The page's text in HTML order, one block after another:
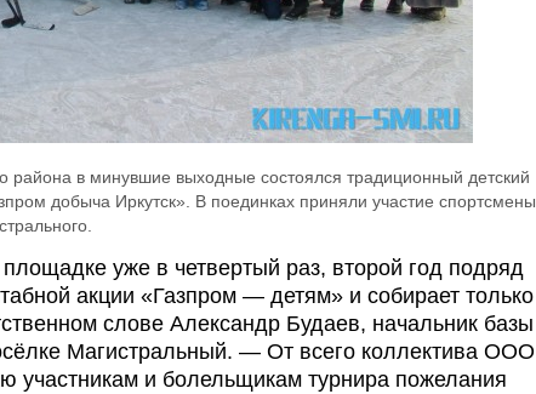
района в минувшие выходные состоялся традиционный детский
добыча Иркутск». В поединках приняли участие спортсмены
уже в четвертый раз, второй год подряд
акции «Газпром — детям» и собирает только
слове Александр Будаев, начальник базы
Магистральный. — От всего коллектива ООО
участникам и болельщикам турнира пожелания